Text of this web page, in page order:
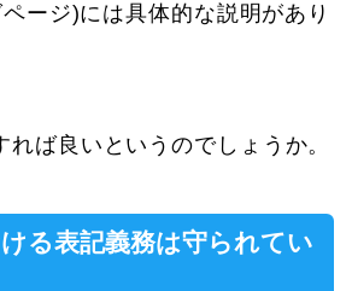
ージ)には具体的な説明があり
れば良いというのでしょうか。
る表記義務は守られてい